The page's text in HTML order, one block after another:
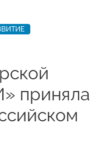
приняла